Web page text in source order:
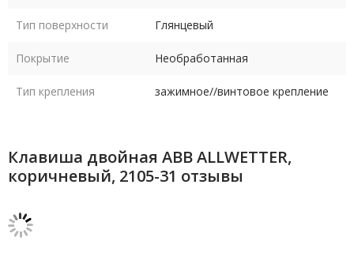
Тип поверхности Глянцевый
Покрытие Необработанная
Тип крепления зажимное//винтовое крепление
Клавиша двойная ABB ALLWETTER,
коричневый, 2105-31 отзывы